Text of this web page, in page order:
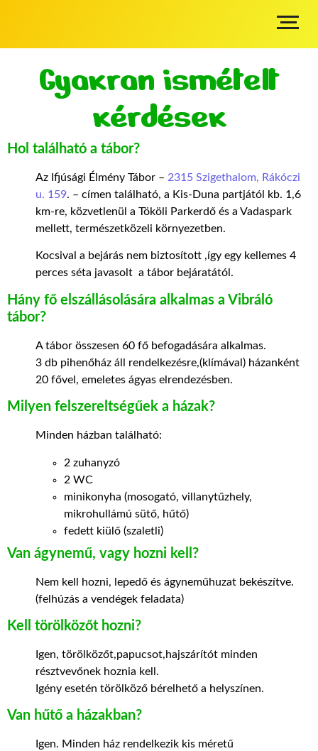
Gyakran ismételt
kérdések
Hol található a tábor?
Az Ifjúsági Élmény Tábor – 2315 Szigethalom, Rákóczi
u. 159. – címen található, a Kis-Duna partjától kb. 1,6
km-re, közvetlenül a Tököli Parkerdő és a Vadaspark
mellett, természetközeli környezetben.
Kocsival a bejárás nem biztosított ,így egy kellemes 4
perces séta javasolt a tábor bejáratától.
Hány fő elszállásolására alkalmas a Vibráló
tábor?
A tábor összesen 60 fő befogadására alkalmas.
3 db pihenőház áll rendelkezésre,(klímával) házanként
20 fővel, emeletes ágyas elrendezésben.
Milyen felszereltségűek a házak?
Minden házban található:
2 zuhanyzó
2 WC
minikonyha (mosogató, villanytűzhely,
mikrohullámú sütő, hűtő)
fedett kiülő (szaletli)
Van ágynemű, vagy hozni kell?
Nem kell hozni, lepedő és ágyneműhuzat bekészítve.
(felhúzás a vendégek feladata)
Kell törölközőt hozni?
Igen, törölközőt,papucsot,hajszárítót minden
résztvevőnek hoznia kell.
Igény esetén törölköző bérelhető a helyszínen.
Van hűtő a házakban?
Igen. Minden ház rendelkezik kis méretű